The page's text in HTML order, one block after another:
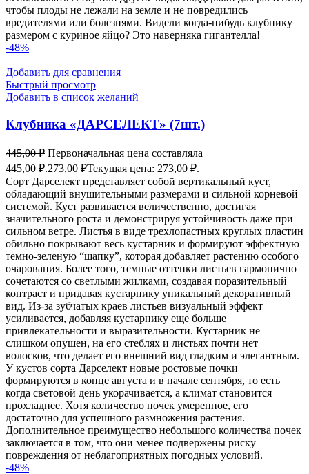
чтобы плоды не лежали на земле и не повредились
вредителями или болезнями. Видели когда-нибудь клубнику
размером с куриное яйцо? Это наверняка гигантелла!
-48%
Добавить для сравнения
Быстрый просмотр
Добавить в список желаний
Клубника «ДАРСЕЛЕКТ» (7шт.)
445,00₽ Первоначальная цена составляла
445,00 ₽.273,00 ₽Текущая цена: 273,00 ₽.
Сорт Дарселект представляет собой вертикальный куст,
обладающий внушительными размерами и сильной корневой
системой. Куст развивается величественно, достигая
значительного роста и демонстрируя устойчивость даже при
сильном ветре. Листья в виде трехлопастных круглых пластин
обильно покрывают весь кустарник и формируют эффектную
темно-зеленую “шапку”, которая добавляет растению особого
очарования. Более того, темные оттенки листьев гармонично
сочетаются со светлыми жилками, создавая поразительный
контраст и придавая кустарнику уникальный декоративный
вид. Из-за зубчатых краев листьев визуальный эффект
усиливается, добавляя кустарнику еще больше
привлекательности и выразительности. Кустарник не
слишком опушен, на его стеблях и листьях почти нет
волосков, что делает его внешний вид гладким и элегантным.
У кустов сорта Дарселект новые ростовые почки
формируются в конце августа и в начале сентября, то есть
когда световой день укорачивается, а климат становится
прохладнее. Хотя количество почек умеренное, его
достаточно для успешного размножения растения.
Дополнительное преимущество небольшого количества почек
заключается в том, что они менее подвержены риску
повреждения от неблагоприятных погодных условий.
-48%